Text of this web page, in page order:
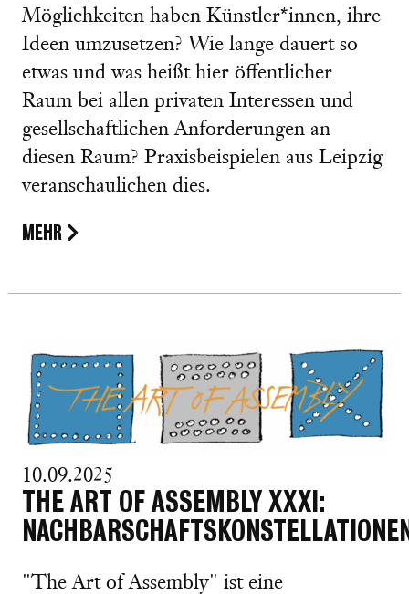
Möglichkeiten haben Künstler*innen, ihre
Ideen umzusetzen? Wie lange dauert so
etwas und was heißt hier öffentlicher
Raum bei allen privaten Interessen und
gesellschaftlichen Anforderungen an
diesen Raum? Praxisbeispielen aus Leipzig
veranschaulichen dies.
MEHR
10.09.2025
THE ART OF ASSEMBLY XXXI:
"The Art of Assembly" ist eine